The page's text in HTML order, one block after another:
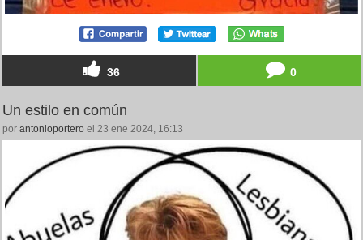
36 0
Un estilo en común
por antonioportero el 23 ene 2024, 16:13